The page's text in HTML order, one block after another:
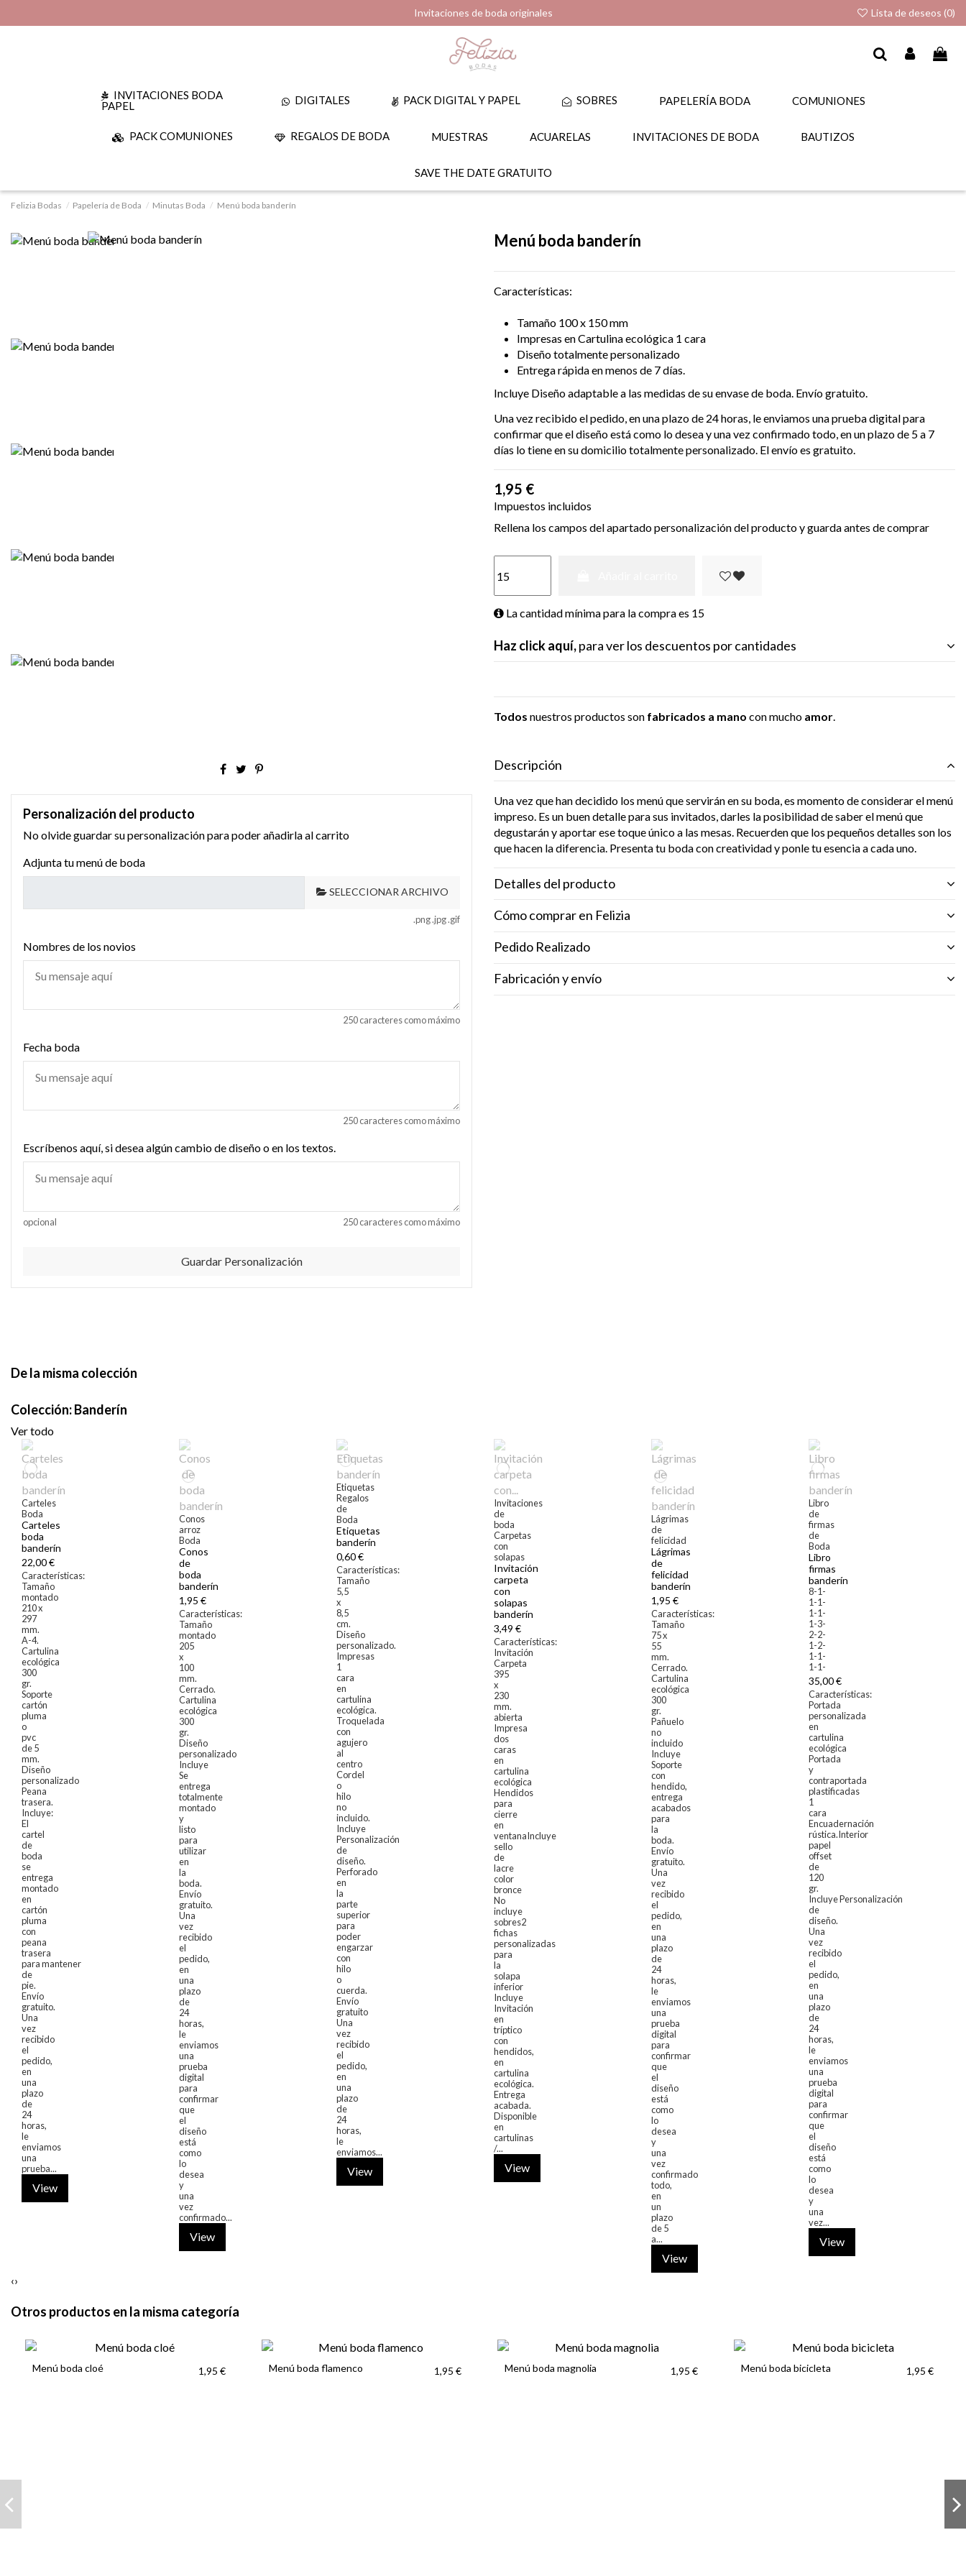
Invitaciones de boda originales Lista de deseos (0)
INVITACIONES BODA
PAPEL
DIGITALES PACK DIGITAL Y PAPEL SOBRES PAPELERÍA BODA COMUNIONES
PACK COMUNIONES REGALOS DE BODA MUESTRAS ACUARELAS INVITACIONES DE BODA BAUTIZOS
SAVE THE DATE GRATUITO
Felizia Bodas Papelería de Boda Minutas Boda Menú boda banderín
Personalización del producto
No olvide guardar su personalización para poder añadirla al carrito
Adjunta tu menú de boda
SELECCIONAR ARCHIVO
.png .jpg .gif
Nombres de los novios
250 caracteres como máximo
Fecha boda
250 caracteres como máximo
Escríbenos aquí, si desea algún cambio de diseño o en los textos.
opcional 250 caracteres como máximo
Guardar Personalización
Menú boda banderín
Características:
Tamaño 100 x 150 mm
Impresas en Cartulina ecológica 1 cara
Diseño totalmente personalizado
Entrega rápida en menos de 7 días.
Incluye Diseño adaptable a las medidas de su envase de boda. Envío gratuito.
Una vez recibido el pedido, en una plazo de 24 horas, le enviamos una pruebadigital para
confirmar que el diseño está como lo desea y una vez confirmadotodo, en un plazo de 5 a 7
días lo tiene en su domicilio totalmente personalizado. El envío es gratuito.
1,95 €
Impuestos incluidos
Rellena los campos del apartado personalización del producto y guarda antes de comprar
La cantidad mínima para la compra es 15
Haz click aquí,para ver los descuentos por cantidades
Todos nuestros productos son fabricados a mano con mucho amor.
Descripción
Una vez que han decidido los menú que servirán en su boda, es momento de considerar el menú
impreso. Es un buen detalle para sus invitados, darles la posibilidad de saber el menú que
degustarán y aportar ese toque único a las mesas. Recuerden que los pequeños detalles son los
que hacen la diferencia. Presenta tu boda con creatividad y ponle tu esencia a cada uno.
Detalles del producto
Cómo comprar en Felizia
Pedido Realizado
Fabricación y envío
De la misma colección
Colección: Banderín
Ver todo
Carteles
Boda
Carteles
boda
banderín
22,00 €
Características:
Tamaño
montado
210 x
297
mm.
A-4.
Cartulina
ecológica
300
gr.
Soporte
cartón
pluma
o
pvc
de 5
mm.
Diseño
personalizado
Peana
trasera.
Incluye:
El
cartel
de
boda
se
entrega
montado
en
cartón
pluma
con
peana
trasera
para mantener
de
pie.
Envío
gratuito.
Una
vez
recibido
el
pedido,
en
una
plazo
de
24
horas,
le
enviamos
una
prueba...
View
Conos
arroz
Boda
Conos
de
boda
banderín
1,95 €
Características:
Tamaño
montado
205
x
100
mm.
Cerrado.
Cartulina
ecológica
300
gr.
Diseño
personalizado
Incluye
Se
entrega
totalmente
montado
y
listo
para
utilizar
en
la
boda.
Envío
gratuito.
Una
vez
recibido
el
pedido,
en
una
plazo
de
24
horas,
le
enviamos
una
prueba
digital
para
confirmar
que
el
diseño
está
como
lo
desea
y
una
vez
confirmado...
View
Etiquetas
Regalos
de
Boda
Etiquetas
banderín
0,60 €
Características:
Tamaño
5,5
x
8,5
cm.
Diseño
personalizado.
Impresas
1
cara
en
cartulina
ecológica.
Troquelada
con
agujero
al
centro
Cordel
o
hilo
no
incluido.
Incluye
Personalización
de
diseño.
Perforado
en
la
parte
superior
para
poder
engarzar
con
hilo
o
cuerda.
Envío
gratuito
Una
vez
recibido
el
pedido,
en
una
plazo
de
24
horas,
le
enviamos...
View
Invitaciones
de
boda
Carpetas
con
solapas
Invitación
carpeta
con
solapas
banderín
3,49 €
Características:
Invitación
Carpeta
395
x
230
mm.
abierta
Impresa
dos
caras
en
cartulina
ecológica
Hendidos
para
cierre
en
ventanaIncluye
sello
de
lacre
color
bronce
No
incluye
sobres2
fichas
personalizadas
para
la
solapa
inferior
Incluye
Invitación
en
tríptico
con
hendidos,
en
cartulina
ecológica.
Entrega
acabada.
Disponible
en
cartulinas
/...
View
Lágrimas
de
felicidad
Lágrimas
de
felicidad
banderín
1,95 €
Características:
Tamaño
75 x
55
mm.
Cerrado.
Cartulina
ecológica
300
gr.
Pañuelo
no
incluido
Incluye
Soporte
con
hendido,
entrega
acabados
para
la
boda.
Envío
gratuito.
Una
vez
recibido
el
pedido,
en
una
plazo
de
24
horas,
le
enviamos
una
prueba
digital
para
confirmar
que
el
diseño
está
como
lo
desea
y
una
vez
confirmado
todo,
en
un
plazo
de 5
a...
View
Libro
de
firmas
de
Boda
Libro
firmas
banderín
8-1-
1-1-
1-1-
1-3-
2-2-
1-2-
1-1-
1-1-
35,00 €
Características:
Portada
personalizada
en
cartulina
ecológica
Portada
y
contraportada
plastificadas
1
cara
Encuadernación
rústica.Interior
papel
offset
de
120
gr.
Incluye Personalización
de
diseño.
Una
vez
recibido
el
pedido,
en
una
plazo
de
24
horas,
le
enviamos
una
prueba
digital
para
confirmar
que
el
diseño
está
como
lo
desea
y
una
vez...
View
‹›
Otros productos en la misma categoría
Menú boda cloé 1,95 € Menú boda flamenco 1,95 € Menú boda magnolia 1,95 € Menú boda bicicleta 1,95 €